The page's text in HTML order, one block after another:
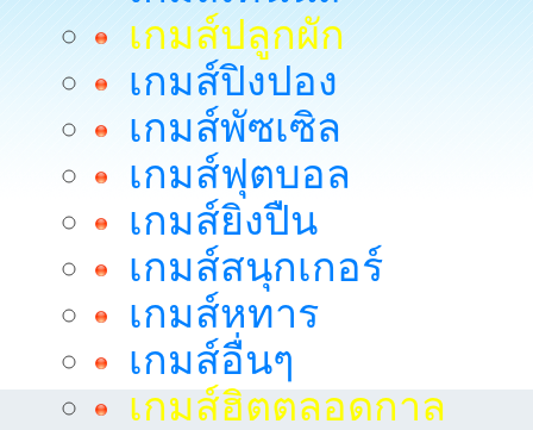
เกมส์ปลูกผัก
เกมส์ปิงปอง
เกมส์พัซเซิล
เกมส์ฟุตบอล
เกมส์ยิงปืน
เกมส์สนุกเกอร์
เกมส์หทาร
เกมส์อื่นๆ
เกมส์ฮิตตลอดกาล